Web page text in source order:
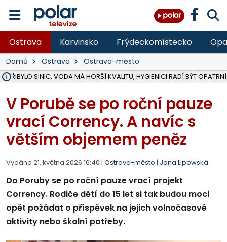
Ostrava Karvinsko Frýdeckomístecko
Domů Ostrava Ostrava-město
PŘIBYLO SINIC, VODA MÁ HORŠÍ KVALITU, HYGIENICI RADÍ BÝT OPATRNÍ
ÚOHS DAL ZÁTORU POKUTU 100 000 ZA CHYBY V ZAKÁZCE NA
V Porubě se po roční pauze
vrací Corrency. A navíc s
větším objemem peněz
Vydáno 21. května 2026 16:40 | Ostrava-město | Jana Lipowská
Do Poruby se po roční pauze vrací projekt
Corrency. Rodiče dětí do 15 let si tak budou moci
opět požádat o příspěvek na jejich volnočasové
aktivity nebo školní potřeby.